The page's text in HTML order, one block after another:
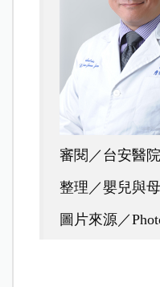
審閱／台安醫
整理／嬰兒與
圖片來源／